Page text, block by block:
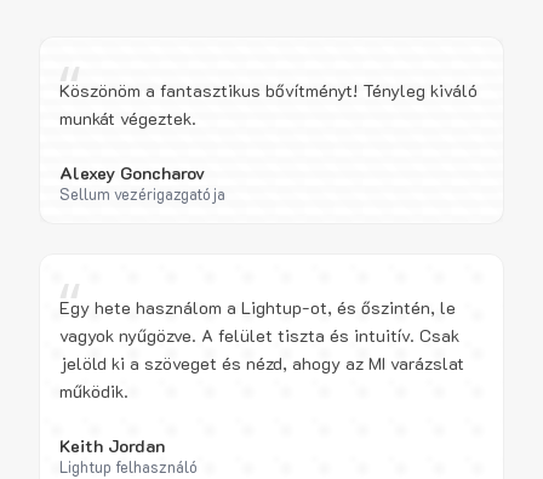
“
Köszönöm a fantasztikus bővítményt! Tényleg kiváló
munkát végeztek.
Alexey Goncharov
Sellum vezérigazgatója
“
Egy hete használom a Lightup-ot, és őszintén, le
vagyok nyűgözve. A felület tiszta és intuitív. Csak
jelöld ki a szöveget és nézd, ahogy az MI varázslat
működik.
Keith Jordan
Lightup felhasználó